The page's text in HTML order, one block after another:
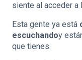
siente al acceder a
Esta gente ya está
escuchandoy
que tienes.